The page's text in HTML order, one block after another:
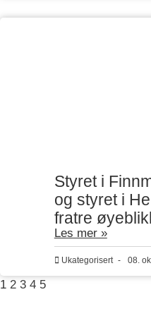
Styret i
og styret i
fratre
Les mer »
Ukategorisert - 08.
1 2 3 4 5